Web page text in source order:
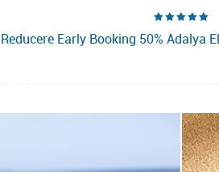
Reducere Early Booking 50% Adalya